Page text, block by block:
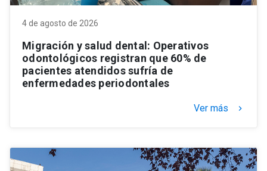
4 de agosto de 2026
Migración y salud dental: Operativos
odontológicos registran que 60% de
pacientes atendidos sufría de
enfermedades periodontales
Ver más keyboard_arrow_right